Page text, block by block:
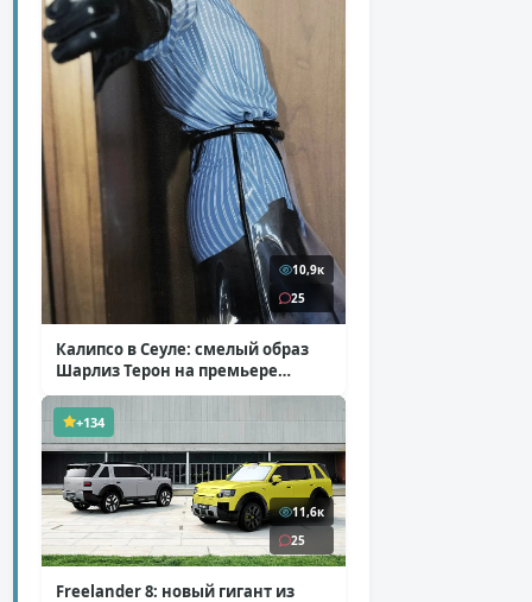
10,9к
25
Калипсо в Сеуле: смелый образ
Шарлиз Терон на премьере
«Одиссеи»( 6 фото )
+134
11,6к
25
Freelander 8: новый гигант из